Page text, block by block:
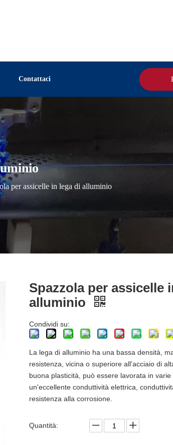
Contattaci
per assicelle in lega di alluminio
Spazzola per assicelle
alluminio
Condividi su:
La lega di alluminio ha una bassa densità,
resistenza, vicina o superiore all'acciaio di
buona plasticità, può essere lavorata in varie
un'eccellente conduttività elettrica,
resistenza alla corrosione.
Quantità: